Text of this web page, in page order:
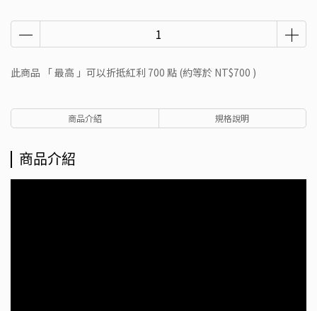
此商品 「 最高 」可以折抵紅利 700 點 (約等於 NT$700 )
商品介紹 規格說明
商品介紹